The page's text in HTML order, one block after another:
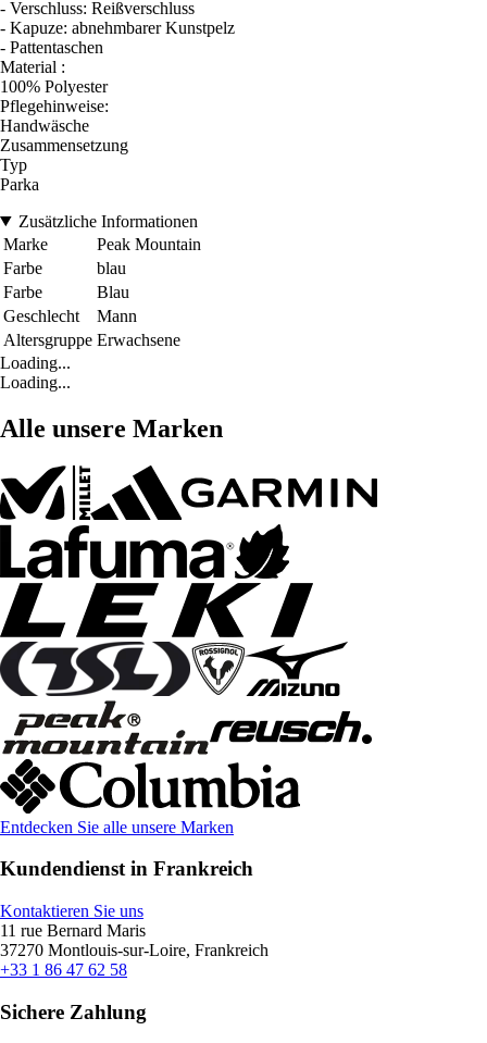
- Verschluss: Reißverschluss
- Kapuze: abnehmbarer Kunstpelz
- Pattentaschen
Material :
100% Polyester
Pflegehinweise:
Handwäsche
Zusammensetzung
Typ
Parka
Zusätzliche Informationen
Marke
Peak Mountain
Farbe
blau
Farbe
Blau
Geschlecht
Mann
Altersgruppe Erwachsene
Loading...
Loading...
Alle unsere Marken
Entdecken Sie alle unsere Marken
Kundendienst in Frankreich
Kontaktieren Sie uns
11 rue Bernard Maris
37270 Montlouis-sur-Loire, Frankreich
+33 1 86 47 62 58
Sichere Zahlung